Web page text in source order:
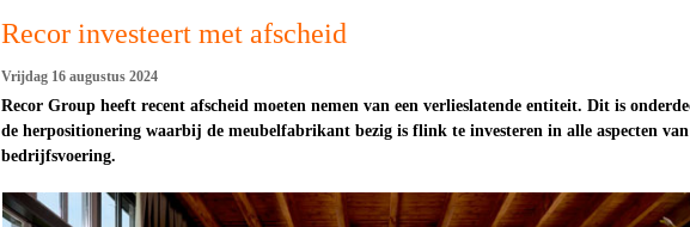
Recor investeert met afscheid
Vrijdag 16 augustus 2024
Recor Group heeft recent afscheid moeten nemen van een verlieslatende entiteit. Dit is
de herpositionering waarbij de meubelfabrikant bezig is flink te investeren in alle aspecten
bedrijfsvoering.